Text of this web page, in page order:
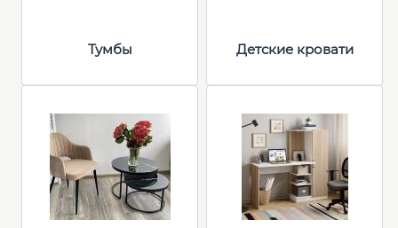
Тумбы Детские кровати